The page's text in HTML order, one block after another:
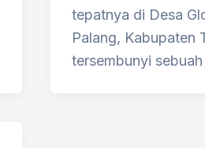
tepatnya di Desa
Palang, Kabupaten
tersembunyi